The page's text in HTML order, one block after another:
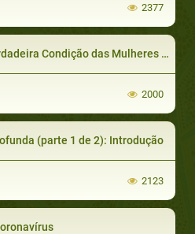
2377
das Mulheres no Islã (parte 1 de 3)
2000
(parte 1 de 2): Introdução
2123